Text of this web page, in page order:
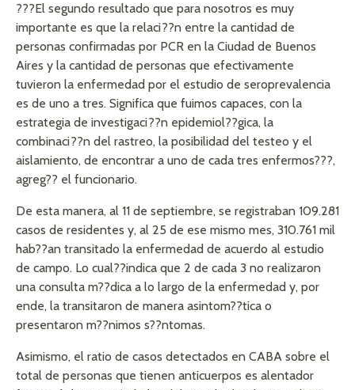
???El segundo resultado que para nosotros es muy
importante es que la relaci??n entre la cantidad de
personas confirmadas por PCR en la Ciudad de Buenos
Aires y la cantidad de personas que efectivamente
tuvieron la enfermedad por el estudio de seroprevalencia
es de uno a tres. Significa que fuimos capaces, con la
estrategia de investigaci??n epidemiol??gica, la
combinaci??n del rastreo, la posibilidad del testeo y el
aislamiento, de encontrar a uno de cada tres enfermos???,
agreg?? el funcionario.
De esta manera, al 11 de septiembre, se registraban 109.281
casos de residentes y, al 25 de ese mismo mes, 310.761 mil
hab??an transitado la enfermedad de acuerdo al estudio
de campo. Lo cual??indica que 2 de cada 3 no realizaron
una consulta m??dica a lo largo de la enfermedad y, por
ende, la transitaron de manera asintom??tica o
presentaron m??nimos s??ntomas.
Asimismo, el ratio de casos detectados en CABA sobre el
total de personas que tienen anticuerpos es alentador